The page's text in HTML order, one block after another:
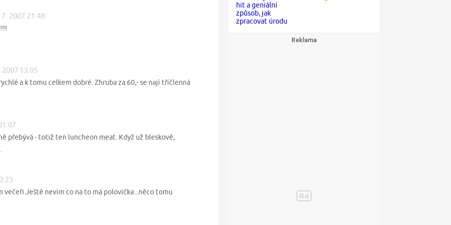
7. 2007 21:48
2007 13:05
a k tomu celkem dobré. Zhruba za 60,- se nají tříčlenná
přebývá - totiž ten luncheon meat. Když už bleskově,
večeři.Ještě nevím co na to má polovička...něco tomu